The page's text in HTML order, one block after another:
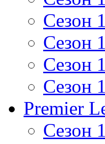
Сезон
Сезон
Сезон
Сезон
Premier
Сезон